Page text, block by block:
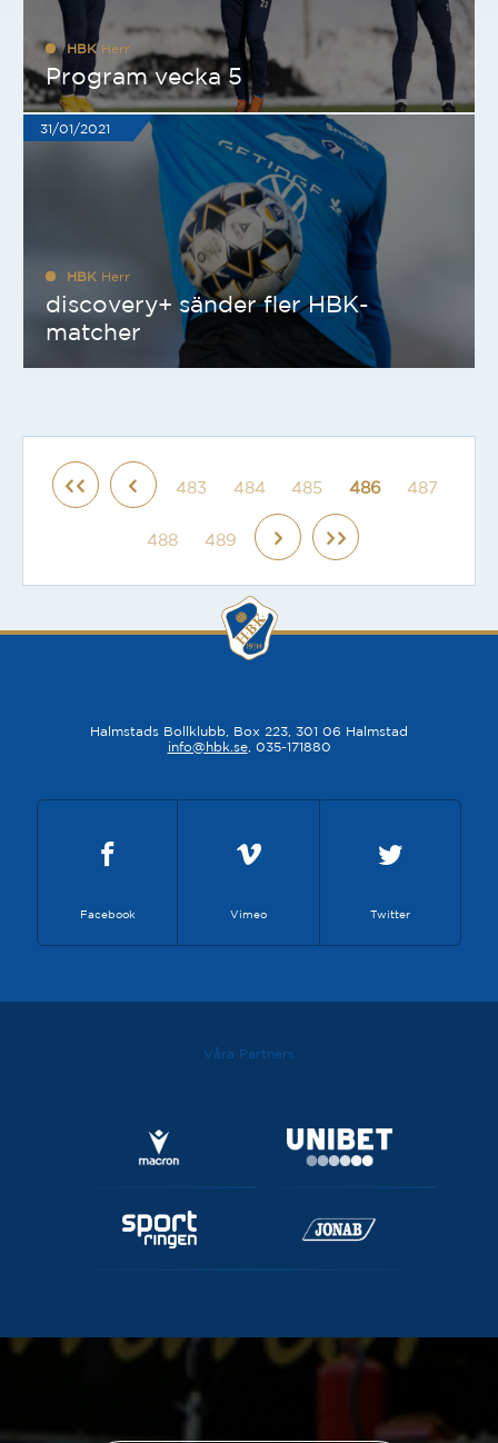
HBK Herr
Program vecka 5
31/01/2021
HBK Herr
discovery+ sänder fler HBK-
matcher
483 484 485 486 487
488 489
Halmstads Bollklubb, Box 223, 301 06 Halmstad
info@hbk.se, 035-171880
Facebook Vimeo Twitter
Våra Partners